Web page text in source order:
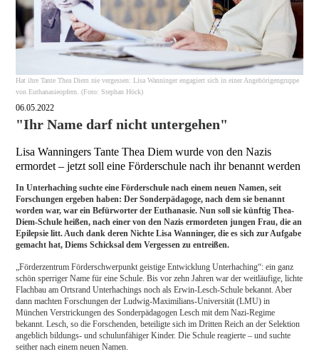
Hat ihre Tante Thea Diem nie vergessen: Lisa Wanninger engagiert sich in einer Angehörigengruppe
von Euthanasieopfern. (Foto: Stephan Höck)
06.05.2022
"Ihr Name darf nicht untergehen"
Lisa Wanningers Tante Thea Diem wurde von den Nazis
ermordet – jetzt soll eine Förderschule nach ihr benannt werden
In Unterhaching suchte eine Förderschule nach einem neuen Namen, seit
Forschungen ergeben haben: Der Sonderpädagoge, nach dem sie benannt
worden war, war ein Befürworter der Euthanasie. Nun soll sie künftig Thea-
Diem-Schule heißen, nach einer von den Nazis ermordeten jungen Frau, die an
Epilepsie litt. Auch dank deren Nichte Lisa Wanninger, die es sich zur Aufgabe
gemacht hat, Diems Schicksal dem Vergessen zu entreißen.
„Förderzentrum Förderschwerpunkt geistige Entwicklung Unterhaching“: ein ganz
schön sperriger Name für eine Schule. Bis vor zehn Jahren war der weitläufige, lichte
Flachbau am Ortsrand Unterhachings noch als Erwin-Lesch-Schule bekannt. Aber
dann machten Forschungen der Ludwig-Maximilians-Universität (LMU) in
München Verstrickungen des Sonderpädagogen Lesch mit dem Nazi-Regime
bekannt. Lesch, so die Forschenden, beteiligte sich im Dritten Reich an der Selektion
angeblich bildungs- und schulunfähiger Kinder. Die Schule reagierte – und suchte
seither nach einem neuen Namen.